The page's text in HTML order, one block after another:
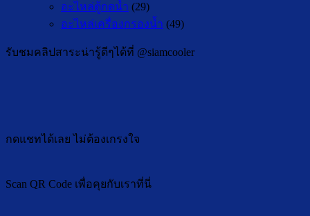
อะไหล่ตู้กดน้ำ (29)
อะไหล่เครื่องกรองน้ำ (49)
รับชมคลิปสาระน่ารู้ดีๆได้ที่ @siamcooler
กดแชทได้เลย ไม่ต้องเกรงใจ
Scan QR Code เพื่อคุยกับเราที่นี่